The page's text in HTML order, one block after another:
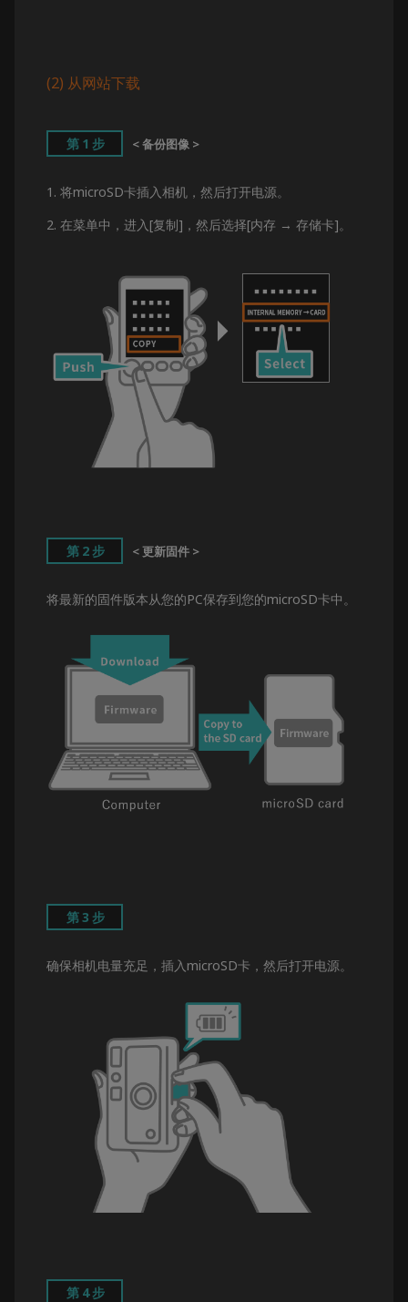
(2) 从网站下载
第1步 < 备份图像 >
1. 将microSD卡插入相机，然后打开电源。
2. 在菜单中，进入[复制]，然后选择[内存 → 存储卡]。
第2步 < 更新固件 >
将最新的固件版本从您的PC保存到您的microSD卡中。
第3步
确保相机电量充足，插入microSD卡，然后打开电源。
第4步